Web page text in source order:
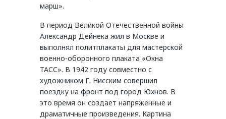
марш».
В период Великой Отечественной войны
Александр Дейнека жил в Москве и
выполнял политплакаты для мастерской
военно-оборонного плаката «Окна
ТАСС». В 1942 году совместно с
художником Г. Нисским совершил
поездку на фронт под город Юхнов. В
это время он создает напряженные и
драматичные произведения. Картина